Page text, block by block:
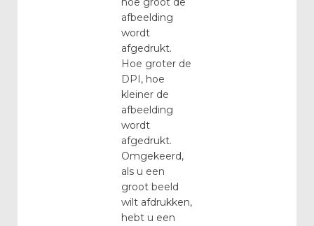
afbeelding
wordt
afgedrukt.
Hoe groter de
DPI, hoe
kleiner de
afbeelding
wordt
afgedrukt.
Omgekeerd,
als u een
groot beeld
wilt afdrukken,
hebt u een